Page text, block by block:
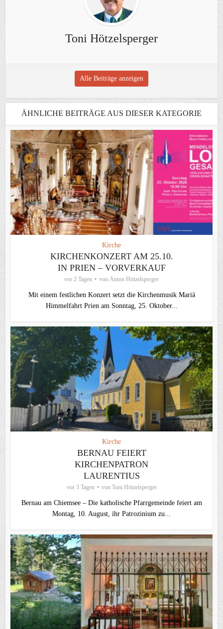
Toni Hötzelsperger
Alle Beiträge anzeigen
ÄHNLICHE BEITRÄGE AUS DIESER KATEGORIE
Kirche
KIRCHENKONZERT AM 25.10.
IN PRIEN – VORVERKAUF
vor 2 Tagen von Anton Hötzelsperger
Mit einem festlichen Konzert setzt die Kirchenmusik Mariä
Himmelfahrt Prien am Sonntag, 25. Oktober...
Kirche
BERNAU FEIERT
KIRCHENPATRON
LAURENTIUS
vor 3 Tagen von Toni Hötzelsperger
Bernau am Chiemsee – Die katholische Pfarrgemeinde feiert am
Montag, 10. August, ihr Patrozinium zu...